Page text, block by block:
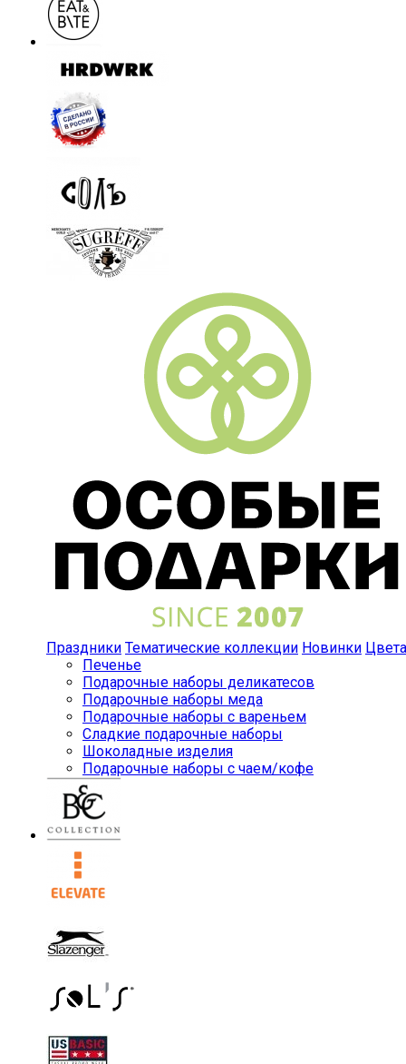
Праздники Тематические коллекции Новинки Цвета
Печенье
Подарочные наборы деликатесов
Подарочные наборы меда
Подарочные наборы с вареньем
Сладкие подарочные наборы
Шоколадные изделия
Подарочные наборы с чаем/кофе